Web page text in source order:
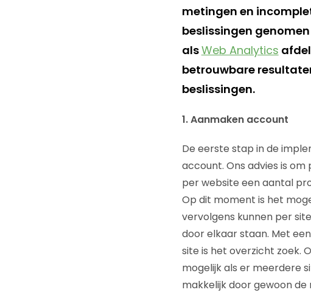
metingen en
beslissingen
alsWeb Analytics
betrouwbare
beslissingen.
1. Aanmaken account
De eerste stap in de
account. Ons advies is
per website een aantal
Op dit moment is het
vervolgens kunnen per
door elkaar staan. Met
site is het overzicht zoek.
mogelijk als er meerdere
makkelijk door gewoon